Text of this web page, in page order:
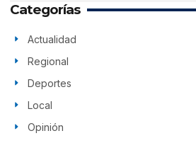
Categorías
Actualidad
Regional
Deportes
Local
Opinión